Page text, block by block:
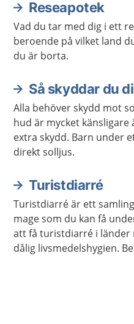
Reseapotek
Vad du tar med dig i ett
beroende på vilket land
du är borta.
Så skyddar du
Alla behöver skydd mot
hud är mycket känsligare
extra skydd. Barn under
direkt solljus.
Turistdiarré
Turistdiarré är ett
mage som du kan få
att få turistdiarré i länder
dålig livsmedelshygien.